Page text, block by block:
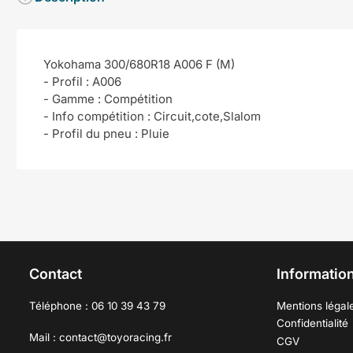
Yokohama 300/680R18 A006 F (M)
- Profil : A006
- Gamme : Compétition
- Info compétition : Circuit,cote,Slalom
- Profil du pneu : Pluie
Contact
Téléphone : 06 10 39 43 79
Mail : contact@toyoracing.fr
Mentions
Confidentialité
CGV